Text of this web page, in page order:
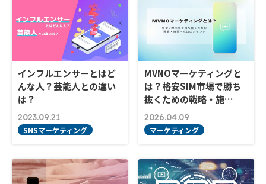
インフルエンサーとはど
んな人？芸能人との違い
は？
2023.09.21
SNSマーケティング
MVNOマーケティングと
は？格安SIM市場で勝ち
抜くための戦略・施…
2026.04.09
マーケティング